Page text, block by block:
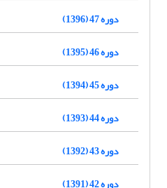
دوره 47 (1396)
دوره 46 (1395)
دوره 45 (1394)
دوره 44 (1393)
دوره 43 (1392)
دوره 42 (1391)